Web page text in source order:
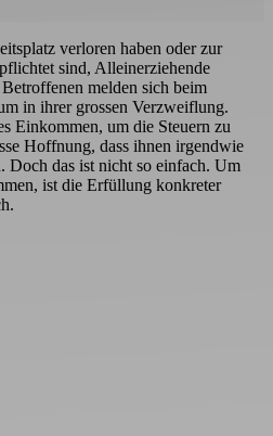
verloren haben oder zur
sind, Alleinerziehende
melden sich beim
in ihrer grossen Verzweiflung.
Einkommen, um die Steuern zu
Hoffnung, dass ihnen irgendwie
Doch das ist nicht so einfach. Um
ist die Erfüllung konkreter